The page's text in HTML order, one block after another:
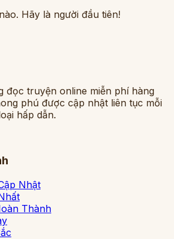
Hãy là người đầu tiên!
đọc truyện online miễn phí hàng
phú được cập nhật liên tục mỗi
hấp dẫn.
Nhật
Thành